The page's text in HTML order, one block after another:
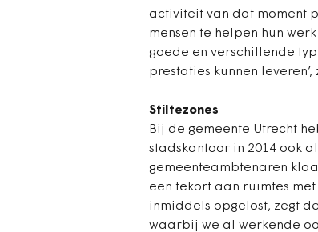
activiteit van dat moment
mensen te helpen hun
goede en verschillende
prestaties kunnen
Stiltezones
Bij de gemeente Utrecht
stadskantoor in 2014 ook
gemeenteambtenaren
een tekort aan ruimtes
inmiddels opgelost, zegt
waarbij we al werkende